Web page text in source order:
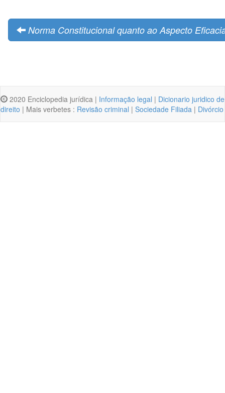
Norma Constitucional quanto ao Aspecto
2020 Enciclopedia jurídica | Informação legal | Dicionario juridico de
direito | Mais verbetes : Revisão criminal | Sociedade Filiada | Divórcio